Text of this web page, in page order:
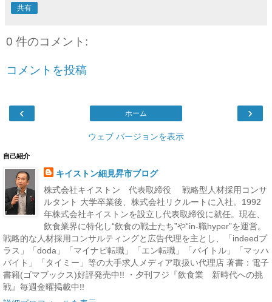
共有
0 件のコメント:
コメントを投稿
‹ ›
ホーム
ウェブ バージョンを表示
自己紹介
キイストン細見昇市ブログ
株式会社キイストン 代表取締役 戦略型人材採用コンサ
ルタント 大学卒業後、株式会社リクルートに入社。1992
年株式会社キイストンを設立し代表取締役に就任。現在、
飲食業界に特化し“飲食の戦士たち”や“in-職hyper”を運営。
戦略的な人材採用コンサルティングと広告代理を主とし、「indeedプ
ラス」「doda」「マイナビ転職」「エン転職」「バイトル」「マッハ
バイト」「タイミー」等の大手求人メディア取扱い代理店 著書：電子
書籍(ゴマブックス)好評発売中!! ・夕刊フジ『飲食業 新時代への挑
戦』毎週金曜掲載中!!